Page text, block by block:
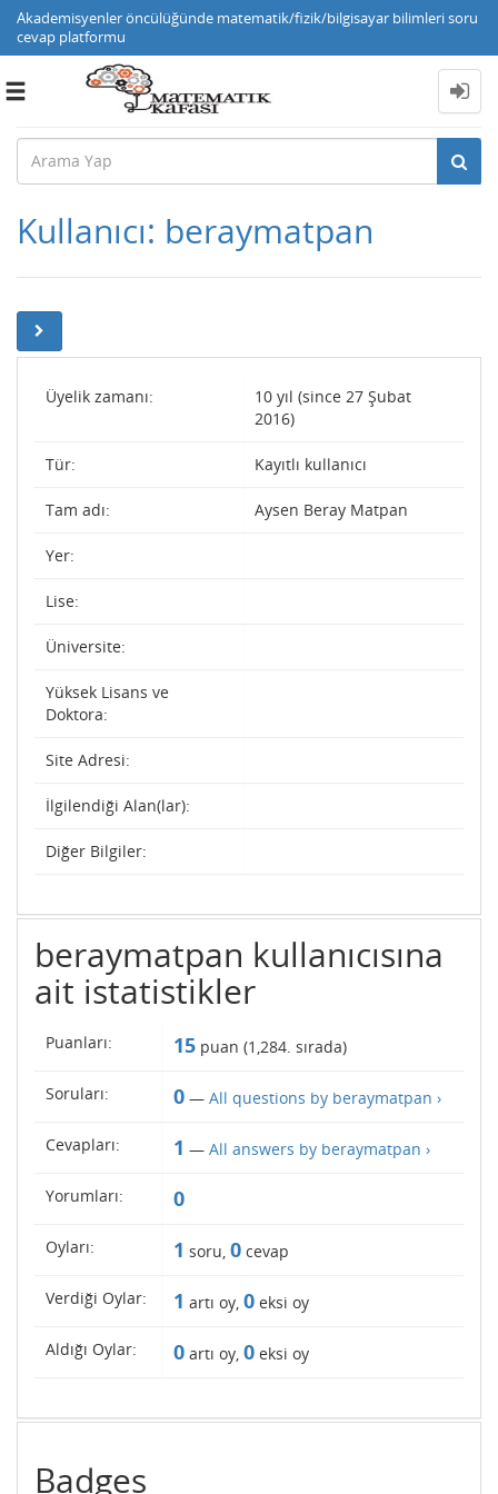
Akademisyenler öncülüğünde matematik/fizik/bilgisayar bilimleri soru
cevap platformu
Toggle
Kullanıcı: beraymatpan
Üyelik zamanı:
10 yıl (since 27 Şubat
2016)
Tür: Kayıtlı kullanıcı
Tam adı: Aysen Beray Matpan
Yer:
Lise:
Üniversite:
Yüksek Lisans ve
Doktora:
Site Adresi:
İlgilendiği Alan(lar):
Diğer Bilgiler:
beraymatpan kullanıcısına
ait istatistikler
Puanları: 15 puan (1,284. sırada)
Soruları: 0 — All questions by beraymatpan ›
Cevapları: 1 — All answers by beraymatpan ›
Yorumları: 0
Oyları: 1 soru, 0 cevap
Verdiği Oylar: 1 artı oy, 0 eksi oy
Aldığı Oylar: 0 artı oy, 0 eksi oy
Badges